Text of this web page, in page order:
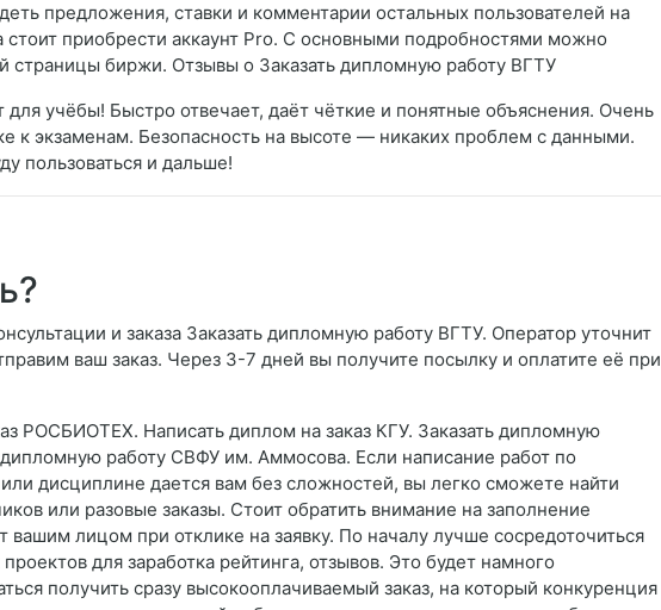
предложения, ставки и комментарии остальных пользователей на
стоит приобрести аккаунт Pro. С основными подробностями можно
страницы биржи. Отзывы о Заказать дипломную работу ВГТУ
для учёбы! Быстро отвечает, даёт чёткие и понятные объяснения. Очень
к экзаменам. Безопасность на высоте — никаких проблем с данными.
пользоваться и дальше!
и заказа Заказать дипломную работу ВГТУ. Оператор уточнит
ваш заказ. Через 3-7 дней вы получите посылку и оплатите её при
РОСБИОТЕХ. Написать диплом на заказ КГУ. Заказать дипломную
дипломную работу СВФУ им. Аммосова. Если написание работ по
дисциплине дается вам без сложностей, вы легко сможете найти
или разовые заказы. Стоит обратить внимание на заполнение
вашим лицом при отклике на заявку. По началу лучше сосредоточиться
для заработка рейтинга, отзывов. Это будет намного
получить сразу высокооплачиваемый заказ, на который конкуренция